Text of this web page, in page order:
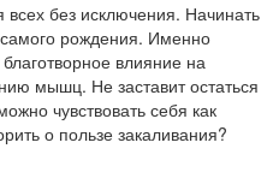
всех без исключения. Начинать
рождения. Именно
влияние на
мышц. Не заставит остаться
чувствовать себя как
о пользе закаливания?